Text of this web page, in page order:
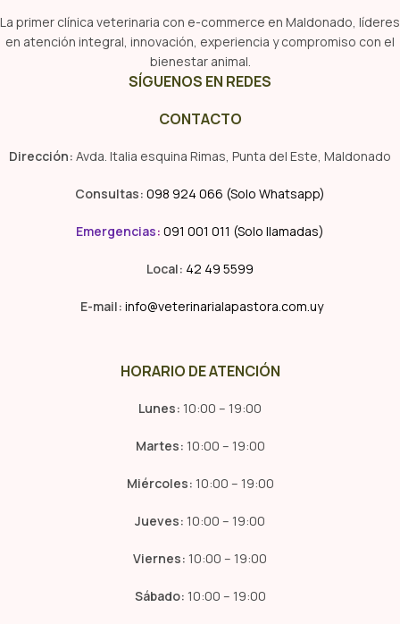
La primer clínica veterinaria con e-commerce en Maldonado, líderes
en atención integral, innovación, experiencia y compromiso con el
bienestar animal.
SÍGUENOS EN REDES
CONTACTO
Dirección: Avda. Italia esquina Rimas, Punta del Este, Maldonado
Consultas: 098 924 066 (Solo Whatsapp)
Emergencias: 091 001 011 (Solo llamadas)
Local: 42 49 5599
E-mail: info@veterinarialapastora.com.uy
HORARIO DE ATENCIÓN
Lunes: 10:00 – 19:00
Martes: 10:00 – 19:00
Miércoles: 10:00 – 19:00
Jueves: 10:00 – 19:00
Viernes: 10:00 – 19:00
Sábado: 10:00 – 19:00